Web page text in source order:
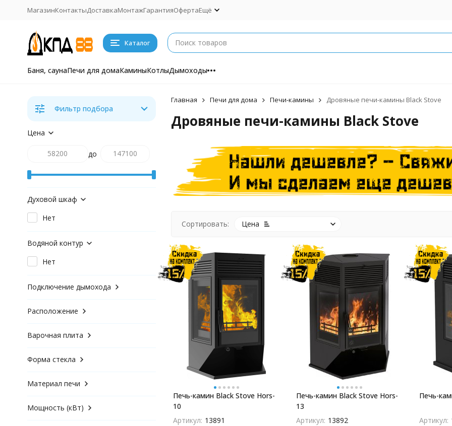
МагазинКонтактыДоставкаМонтажГарантияОфертаЕщё
Каталог
Баня, саунаПечи для домаКаминыКотлыДымоходы
Главная Печи для дома Печи-камины Дровяные печи-камины Black Stove
Дровяные печи-камины Black Stove
Сортировать: Цена
Печь-камин Black Stove Hors-
10
Артикул: 13891
Печь-камин Black Stove Hors-
13
Артикул: 13892
Печь-
Артикул:
Фильтр подбора
Цена
до
Духовой шкаф
Нет
Водяной контур
Нет
Подключение дымохода
Расположение
Варочная плита
Форма стекла
Материал печи
Мощность (кВт)